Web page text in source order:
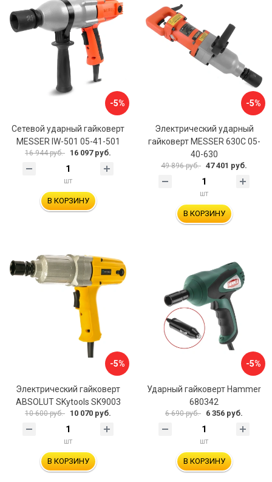
-5%
Сетевой ударный гайковерт
MESSER IW-501 05-41-501
16 944 руб. 16 097 руб.
шт
В КОРЗИНУ
-5%
Электрический ударный
гайковерт MESSER 630C 05-
40-630
49 896 руб. 47 401 руб.
шт
В КОРЗИНУ
-5%
Электрический гайковерт
ABSOLUT SKytools SK9003
10 600 руб. 10 070 руб.
шт
В КОРЗИНУ
-5%
Ударный гайковерт Hammer
680342
6 690 руб. 6 356 руб.
шт
В КОРЗИНУ